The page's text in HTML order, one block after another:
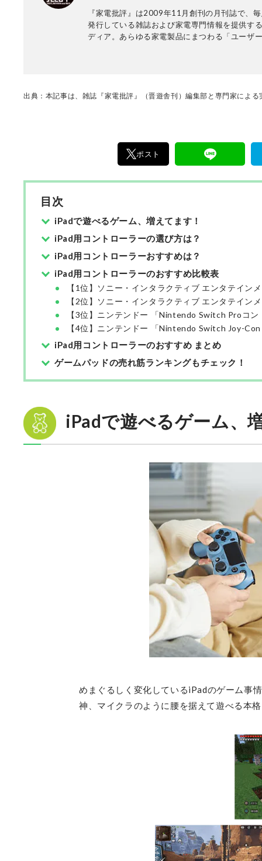
『家電批評』は2009年11月創刊の月刊誌で、
発行している雑誌および家電専門情報を提供す
ディア。あらゆる家電製品にまつわる「ユーザ
く製品の本質的な性能を見極め、その良し悪し
出典：本記事は、雑誌『家電批評』（晋遊舎刊）編集部と専門家によ
ポスト
目次
iPadで遊べるゲーム、増えてます！
iPad用コントローラーの選び方は？
iPad用コントローラーおすすめは？
iPad用コントローラーのおすすめ比較表
【1位】ソニー・インタラクティブ エンタテイン
【2位】ソニー・インタラクティブ エンタテイン
【3位】ニンテンドー 「Nintendo Switch Proコン
【4位】ニンテンドー 「Nintendo Switch Joy-
iPad用コントローラーのおすすめ まとめ
ゲームパッドの売れ筋ランキングもチェック！
iPadで遊べるゲーム、
めまぐるしく変化しているiPadのゲーム事
神、マイクラのように腰を据えて遊べる本